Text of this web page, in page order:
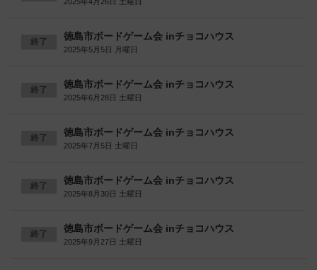
終了 徳島市ボードゲーム会 inチョコハウス
2025年5月5日 月曜日
終了 徳島市ボードゲーム会 inチョコハウス
2025年6月28日 土曜日
終了 徳島市ボードゲーム会 inチョコハウス
2025年7月5日 土曜日
終了 徳島市ボードゲーム会 inチョコハウス
2025年8月30日 土曜日
終了 徳島市ボードゲーム会 inチョコハウス
2025年9月27日 土曜日